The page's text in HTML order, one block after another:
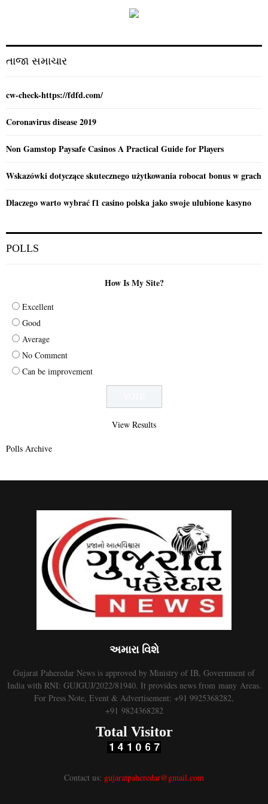
:
તાજા સમાચાર
cw-check-https://fdfd.com/
Coronavirus disease 2019
Non Gamstop Paysafe Casinos A Practical Guide for Players
Wskazówki dotyczące skutecznego użytkowania robocat bonus w grach
Dlaczego warto wybrać f1 casino polska jako swoje ulubione kasyno
POLLS
How Is My Site?
Excellent
Good
Average
No Comment
Can be improvement
View Results
Polls Archive
અમારા વિશે
Gujarat Paheredar News is approved by Ministry of IB, Government of
India with RNI: GUJGUJ/2022/81940. It provides news from many Areas.
For Press Note, Event & Advertisement: +91 9925368282,
+91 9824368282
Total Visitor
Contact us: gujaratpaheredar@gmail.com